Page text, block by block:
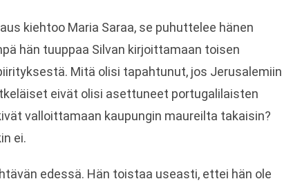
kiehtoo Maria Saraa, se puhuttelee hänen
hän tuuppaa Silvan kirjoittamaan toisen
Mitä olisi tapahtunut, jos Jerusalemiin
eivät olisi asettuneet portugalilaisten
valloittamaan kaupungin maureilta takaisin?
ei.
edessä. Hän toistaa useasti, ettei hän ole